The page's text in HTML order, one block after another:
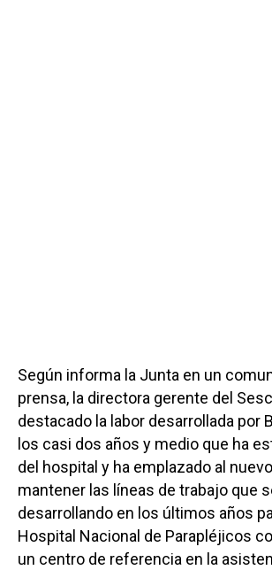
Según informa la Junta en un
prensa, la directora gerente del
destacado la labor desarrollada por
los casi dos años y medio que ha
del hospital y ha emplazado al
mantener las líneas de trabajo que
desarrollando en los últimos años
Hospital Nacional de Parapléjicos
un centro de referencia en la